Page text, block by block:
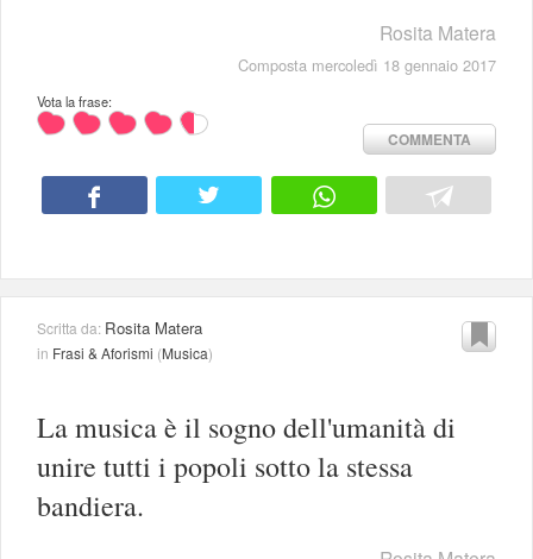
Rosita Matera
Composta mercoledì 18 gennaio 2017
Vota la frase:
COMMENTA
Scritta da: Rosita Matera
in Frasi & Aforismi (Musica)
La musica è il sogno dell'umanità di
unire tutti i popoli sotto la stessa
bandiera.